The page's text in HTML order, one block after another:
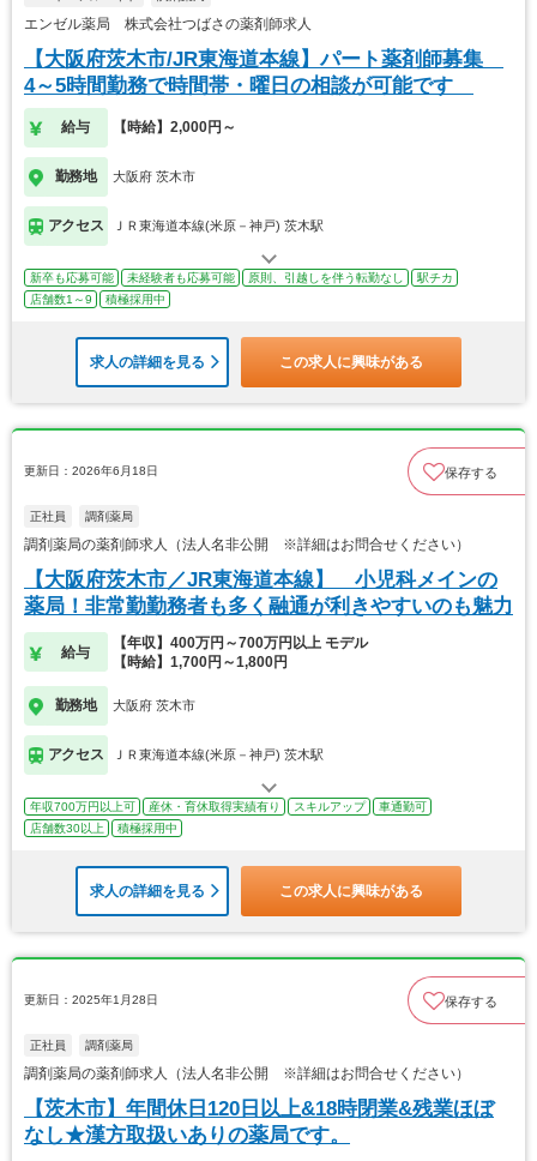
エンゼル薬局 株式会社つばさの薬剤師求人
【大阪府茨木市/JR東海道本線】パート薬剤師募集
4～5時間勤務で時間帯・曜日の相談が可能です
給与 【時給】2,000円～
勤務地 大阪府 茨木市
アクセス ＪＲ東海道本線(米原－神戸) 茨木駅
新卒も応募可能 未経験者も応募可能 原則、引越しを伴う転勤なし
駅チカ
店舗数1～9
積極採用中
求人の詳細を見る この求人に興味がある
更新日：2026年6月18日 保存する
正社員 調剤薬局
調剤薬局の薬剤師求人（法人名非公開 ※詳細はお問合せください）
【大阪府茨木市／JR東海道本線】 小児科メインの
薬局！非常勤勤務者も多く融通が利きやすいのも魅力
給与
【年収】400万円～700万円以上 モデル
【時給】1,700円～1,800円
勤務地 大阪府 茨木市
アクセス ＪＲ東海道本線(米原－神戸) 茨木駅
年収700万円以上可 産休・育休取得実績有り スキルアップ
車通勤可
店舗数30以上
積極採用中
求人の詳細を見る この求人に興味がある
更新日：2025年1月28日 保存する
正社員 調剤薬局
調剤薬局の薬剤師求人（法人名非公開 ※詳細はお問合せください）
【茨木市】年間休日120日以上&18時閉業&残業ほぼ
なし★漢方取扱いありの薬局です。